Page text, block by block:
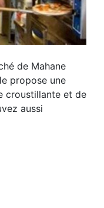
de Mahane
propose une
croustillante et de
aussi